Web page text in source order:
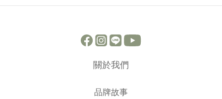
關於我們
品牌故事